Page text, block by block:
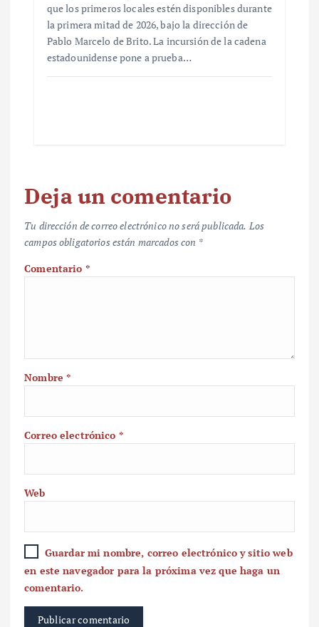
que los primeros locales estén disponibles durante
la primera mitad de 2026, bajo la dirección de
Pablo Marcelo de Brito. La incursión de la cadena
estadounidense pone a prueba…
Deja un comentario
Tu dirección de correo electrónico no será publicada. Los
campos obligatorios están marcados con *
Comentario *
Nombre*
Correo electrónico *
Web
Guardar mi nombre, correo electrónico y sitio web
en este navegador para la próxima vez que haga un
comentario.